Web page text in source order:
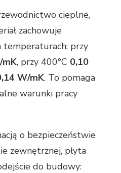
cieplne,
zachowuje
temperaturach: przy
, przy 400°C 0,10
W/mK. To pomaga
warunki pracy
o bezpieczeństwie
zewnętrznej, płyta
do budowy: